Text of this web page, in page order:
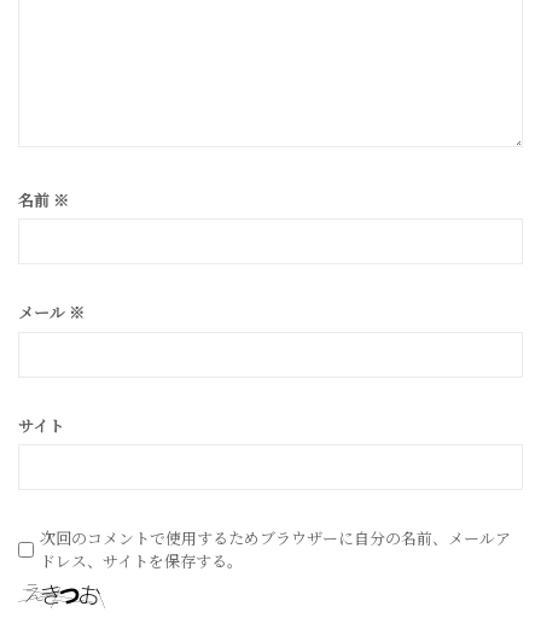
名前 ※
メール ※
サイト
次回のコメントで使用するためブラウザーに自分の名前、メールア
ドレス、サイトを保存する。